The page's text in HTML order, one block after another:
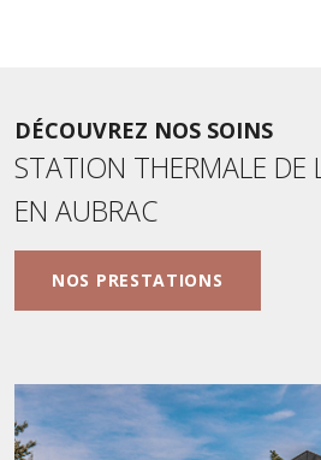
DÉCOUVREZ NOS SOINS
STATION THERMALE DE
EN AUBRAC
NOS PRESTATIONS